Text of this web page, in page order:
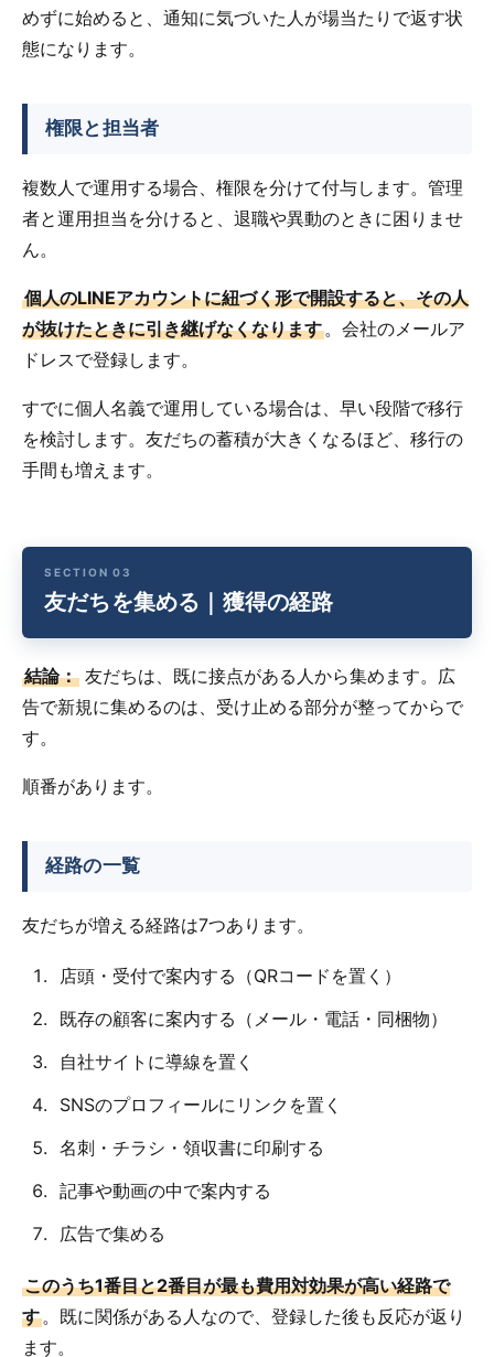
めずに始めると、通知に気づいた人が場当たりで返す状
態になります。
権限と担当者
複数人で運用する場合、権限を分けて付与します。管理
者と運用担当を分けると、退職や異動のときに困りませ
ん。
個人のLINEアカウントに紐づく形で開設すると、その人
が抜けたときに引き継げなくなります。会社のメールア
ドレスで登録します。
すでに個人名義で運用している場合は、早い段階で移行
を検討します。友だちの蓄積が大きくなるほど、移行の
手間も増えます。
友だちを集める｜獲得の経路
結論： 友だちは、既に接点がある人から集めます。広
告で新規に集めるのは、受け止める部分が整ってからで
す。
順番があります。
経路の一覧
友だちが増える経路は7つあります。
店頭・受付で案内する（QRコードを置く）
既存の顧客に案内する（メール・電話・同梱物）
自社サイトに導線を置く
SNSのプロフィールにリンクを置く
名刺・チラシ・領収書に印刷する
記事や動画の中で案内する
広告で集める
このうち1番目と2番目が最も費用対効果が高い経路で
す。既に関係がある人なので、登録した後も反応が返り
ます。